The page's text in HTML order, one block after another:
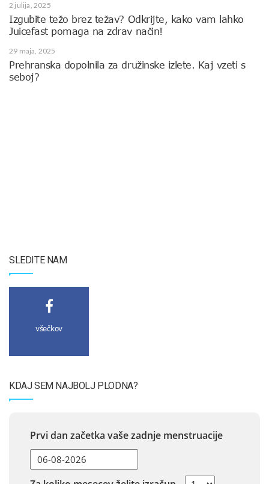
2 julija, 2025
Izgubite težo brez težav? Odkrijte, kako vam lahko
Juicefast pomaga na zdrav način!
29 maja, 2025
Prehranska dopolnila za družinske izlete. Kaj vzeti s
seboj?
SLEDITE NAM
všečkov
KDAJ SEM NAJBOLJ PLODNA?
Prvi dan začetka vaše zadnje menstruacije